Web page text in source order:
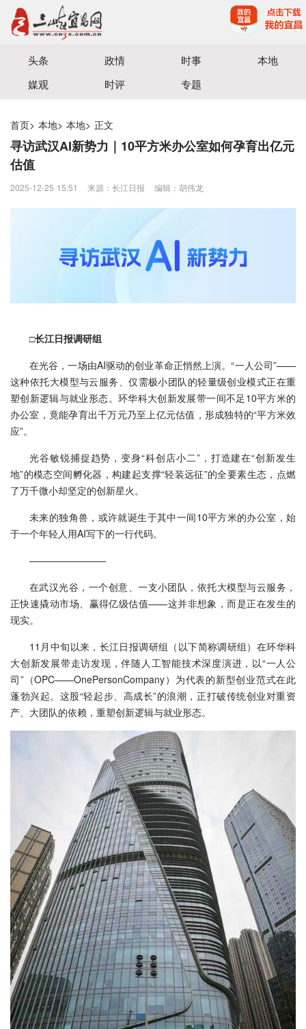
宜昌三峡融媒体中心主办
头条 政情 时事
本地
媒观
时评 专题
首页> 本地> 本地> 正文
寻访武汉AI新势力｜10平方米办公室如何孕育出亿元
估值
2025-12-25 15:51 来源：长江日报 编辑：胡伟龙
□长江日报调研组
在光谷，一场由AI驱动的创业革命正悄然上演。“一人公司”——
这种依托大模型与云服务、仅需极小团队的轻量级创业模式正在重
塑创新逻辑与就业形态。环华科大创新发展带一间不足10平方米的
办公室，竟能孕育出千万元乃至上亿元估值，形成独特的“平方米效
应”。
光谷敏锐捕捉趋势，变身“科创店小二”，打造建在“创新发生
地”的模态空间孵化器，构建起支撑“轻装远征”的全要素生态，点燃
了万千微小却坚定的创新星火。
未来的独角兽，或许就诞生于其中一间10平方米的办公室，始
于一个年轻人用AI写下的一行代码。
————————
在武汉光谷，一个创意、一支小团队，依托大模型与云服务，
正快速撬动市场、赢得亿级估值——这并非想象，而是正在发生的
现实。
11月中旬以来，长江日报调研组（以下简称调研组）在环华科
大创新发展带走访发现，伴随人工智能技术深度演进，以“一人公
司”（OPC——OnePersonCompany）为代表的新型创业范式在此
蓬勃兴起。这股“轻起步、高成长”的浪潮，正打破传统创业对重资
产、大团队的依赖，重塑创新逻辑与就业形态。